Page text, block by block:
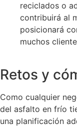
reciclados o
contribuirá al
posicionará
muchos
Retos y
Como cualquier
del asfalto en frío
una planificación